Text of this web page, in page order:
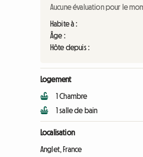
Aucune évaluation pour le
Habite à :
Âge :
Hôte depuis :
Logement
1 Chambre
1 salle de bain
Localisation
Anglet, France